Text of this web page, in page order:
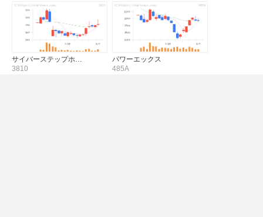
サイバーステップホ…
3810
パワーエックス
485A